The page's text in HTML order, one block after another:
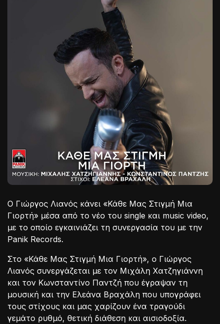
Ο Γιώργος Λιανός κάνει «Κάθε Μας Στιγμή Μια
Γιορτή» μέσα από το νέο του single και music video,
με το οποίο εγκαινιάζει τη συνεργασία του με την
Panik Records.
Στο «Κάθε Μας Στιγμή Μια Γιορτή», ο Γιώργος
Λιανός συνεργάζεται με τον Μιχάλη Χατζηγιάννη
και τον Κωνσταντίνο Παντζή που έγραψαν τη
μουσική και την Ελεάνα Βραχάλη που υπογράφει
τους στίχους και μας χαρίζουν ένα τραγούδι
γεμάτο ρυθμό, θετική διάθεση και αισιοδοξία.